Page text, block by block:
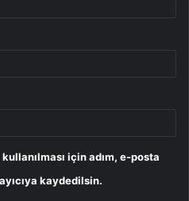
için adım, e-posta
kaydedilsin.